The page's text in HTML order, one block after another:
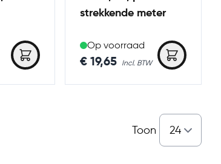
strekkende meter
Op voorraad
€ 19,65
Toon